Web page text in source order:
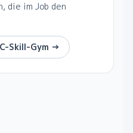
die im Job den
Skill-Gym →